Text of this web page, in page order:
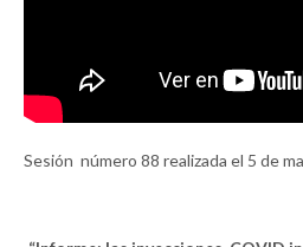
Sesión número 88 realizada el 5 de